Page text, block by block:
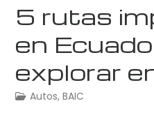
5 rutas
en
explorar
Autos,BAIC